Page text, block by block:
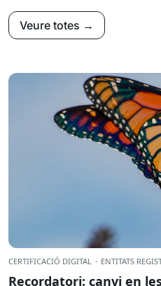
Veure totes →
CERTIFICACIÓ DIGITAL · ENTITATS
Recordatori: canvi en